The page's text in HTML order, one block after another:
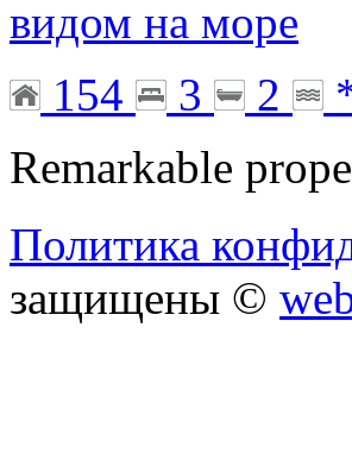
видом на море
154
3 2
Remarkable
Политика
защищены ©